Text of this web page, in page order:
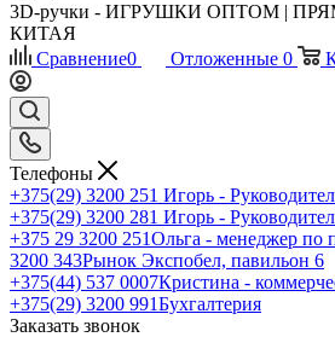
3D-ручки - ИГРУШКИ ОПТОМ |
КИТАЯ
Сравнение0 Отложенные 0
Телефоны
+375(29) 3200 251 Игорь -
+375(29) 3200 281 Игорь -
+З75 29 3200 251Ольга - менеджер по
3200 343Рынок Экспобел, павильон 6
+375(44) 537 0007Кристина -
+375(29) 3200 991Бухгалтерия
Заказать звонок